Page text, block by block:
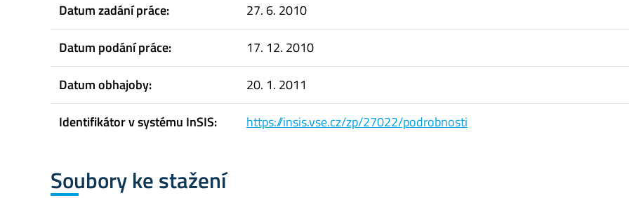
Datum zadání práce:
27. 6. 2010
Datum podání práce:
17. 12. 2010
Datum obhajoby:
20. 1. 2011
Identifikátor v systému InSIS:
https://insis.vse.cz/zp/27022/podrobnosti
Soubory ke stažení